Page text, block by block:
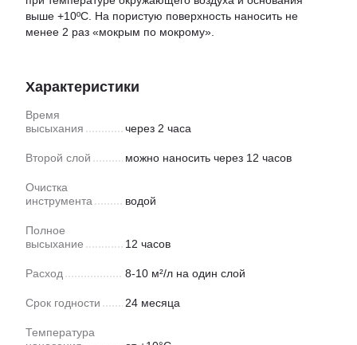
выше +10ºС. На пористую поверхность наносить не
менее 2 раз «мокрым по мокрому».
Характеристики
Время
высыхания
через 2 часа
Второй слой можно наносить через 12 часов
Очистка
инструмента
водой
Полное
высыхание
12 часов
Расход 8-10 м²/л на один слой
Срок годности 24 месяца
Температура